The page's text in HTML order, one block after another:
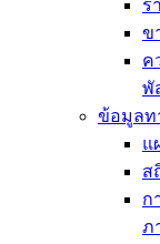
ร
ข
ค
พั
ข้อมูลท
แ
ส
ก
ภ